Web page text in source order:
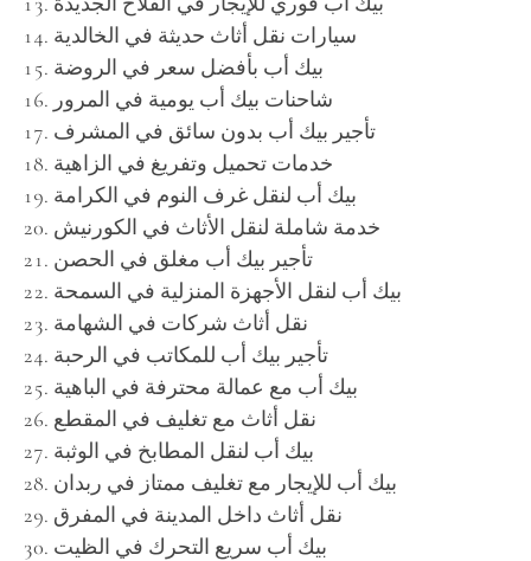
سيارات نقل أثاث حديثة في الخالدية
بيك أب بأفضل سعر في الروضة
شاحنات بيك أب يومية في المرور
تأجير بيك أب بدون سائق في المشرف
خدمات تحميل وتفريغ في الزاهية
بيك أب لنقل غرف النوم في الكرامة
خدمة شاملة لنقل الأثاث في الكورنيش
تأجير بيك أب مغلق في الحصن
بيك أب لنقل الأجهزة المنزلية في السمحة
نقل أثاث شركات في الشهامة
تأجير بيك أب للمكاتب في الرحبة
بيك أب مع عمالة محترفة في الباهية
نقل أثاث مع تغليف في المقطع
بيك أب لنقل المطابخ في الوثبة
بيك أب للإيجار مع تغليف ممتاز في ربدان
نقل أثاث داخل المدينة في المفرق
بيك أب سريع التحرك في الظيت